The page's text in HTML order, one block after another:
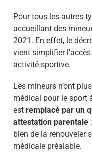
Pour tous les autres
accueillant des
2021. En effet, le
vient simplifier
activité sportive.
Les mineurs n’ont
médical pour le sport
est remplacé par un
attestation parentale:
bien de la renouveler
médicale préalable.